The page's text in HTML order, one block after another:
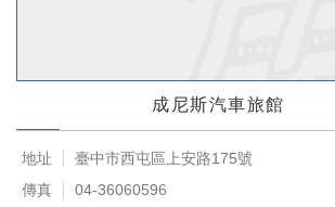
成尼斯汽車旅館
地址
臺中市西屯區上安路175號
傳真
04-36060596